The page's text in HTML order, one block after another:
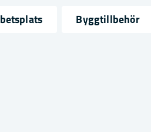
Byggtillbehör